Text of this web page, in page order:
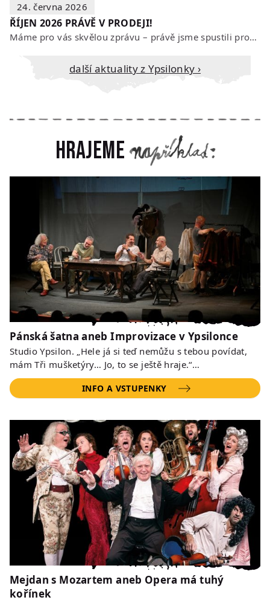
24. června 2026
ŘÍJEN 2026 PRÁVĚ V PRODEJI!
Máme pro vás skvělou zprávu – právě jsme spustili prodej vstupenek na říjen…
Další aktuality z Ypsilonky ›
Hrajeme
Pánská šatna aneb Improvizace v Ypsilonce
Studio Ypsilon. „Hele já si teď nemůžu s tebou povídat,
mám Tři mušketýry… Jo, to se ještě hraje.“…
INFO A VSTUPENKY
Mejdan s Mozartem aneb Opera má tuhý
kořínek